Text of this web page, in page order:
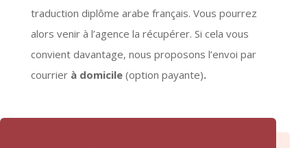
traduction diplôme arabe français. Vous pourrez
alors venir à l’agence la récupérer. Si cela vous
convient davantage, nous proposons l’envoi par
courrierà domicile (option payante).